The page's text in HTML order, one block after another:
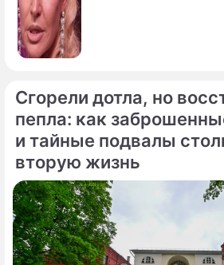
Сгорели дотла, но
пепла: как
и тайные подвалы
вторую жизнь